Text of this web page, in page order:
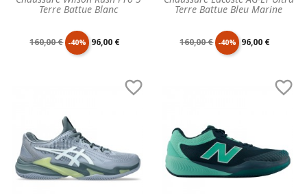
Terre Battue Blanc
Prix
160,00 € -40% Prix
96,00 €
Terre Battue Bleu Marine
Prix
160,00 € -40% Prix
96,00 €
 